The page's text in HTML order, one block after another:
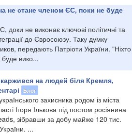
не стане членом ЄС, поки не буде
не виконає ключові політичні та
до Євросоюзу. Таку думку
передають Патріоти України. "Ніхто
вико...
на людей біля Кремля,
Блог
захисника родом із міста
Ігоря Ількова під постом росіянина
зібравши за добу майже 120 тис.
...